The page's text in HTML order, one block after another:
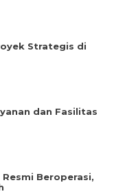
Strategis di
dan Fasilitas
Beroperasi,